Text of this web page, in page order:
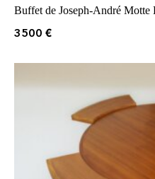
Buffet de Joseph-André
3500 €